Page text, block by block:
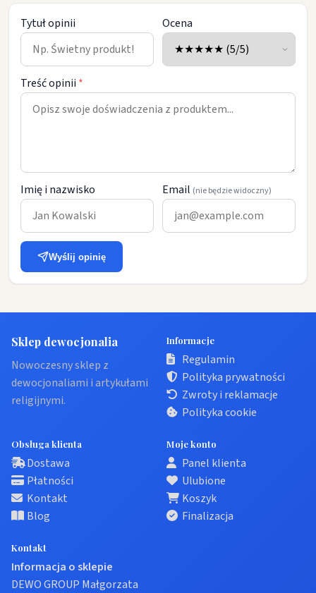
Tytuł opinii Ocena
Treść opinii *
Imię i nazwisko Email (nie będzie widoczny)
Wyślij opinię
Sklep dewocjonalia
Nowoczesny sklep z
dewocjonaliami i artykułami
religijnymi.
Informacje
Regulamin
Polityka prywatności
Zwroty i reklamacje
Polityka cookie
Obsługa klienta
Dostawa
Płatności
Kontakt
Blog
Moje konto
Panel klienta
Ulubione
Koszyk
Finalizacja
Kontakt
Informacja o sklepie
DEWO GROUP Małgorzata